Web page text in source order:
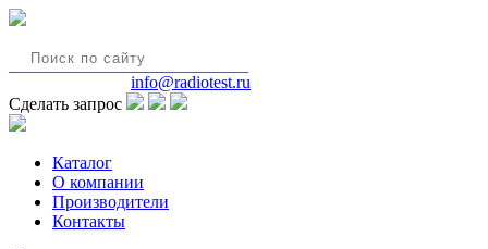
info@radiotest.ru
Сделать запрос
Каталог
О компании
Производители
Контакты